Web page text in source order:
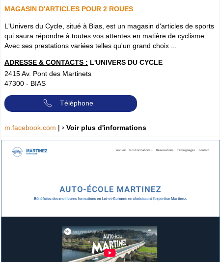
MAGASIN D'ARTICLES POUR 2 ROUES
L'Univers du Cycle, situé à Bias, est un magasin d'articles de sports
qui saura répondre à toutes vos attentes en matière de cyclisme.
Avec ses prestations variées telles qu'un grand choix ...
ADRESSE & CONTACTS : L'UNIVERS DU CYCLE
2415 Av. Pont des Martinets
47300 - BIAS
Téléphone
m.facebook.com | › Voir plus d'informations